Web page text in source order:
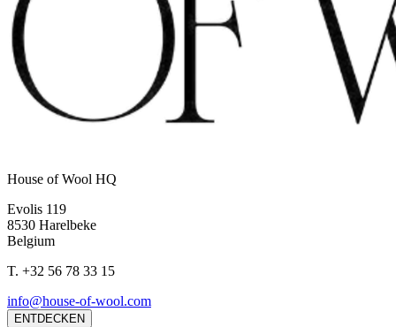
House of Wool HQ
Evolis 119
8530 Harelbeke
Belgium
T. +32 56 78 33 15
info@house-of-wool.com
ENTDECKEN